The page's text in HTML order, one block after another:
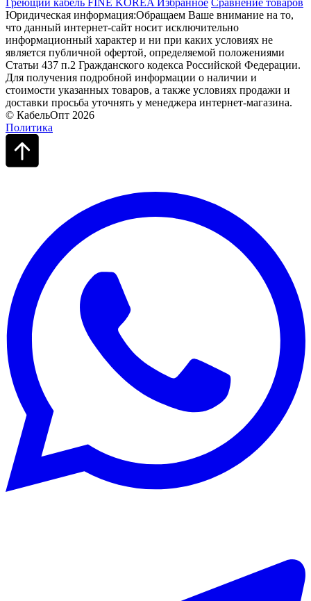
Юридическая информация:Обращаем Ваше внимание на то,
что данный интернет-сайт носит исключительно
информационный характер и ни при каких условиях не
является публичной офертой, определяемой положениями
Статьи 437 п.2 Гражданского кодекса Российской Федерации.
Для получения подробной информации о наличии и
стоимости указанных товаров, а также условиях продажи и
доставки просьба уточнять у менеджера интернет-магазина.
© КабельОпт 2026
Политика